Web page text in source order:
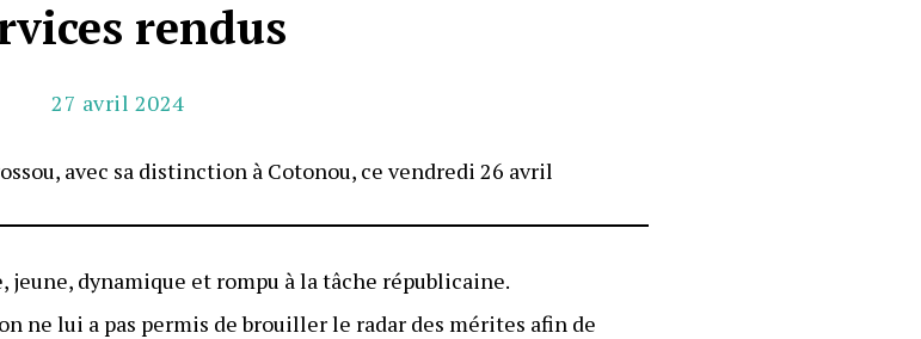
rendus
27 avril 2024
avec sa distinction à Cotonou, ce vendredi 26 avril
dynamique et rompu à la tâche républicaine.
ne lui a pas permis de brouiller le radar des mérites afin de